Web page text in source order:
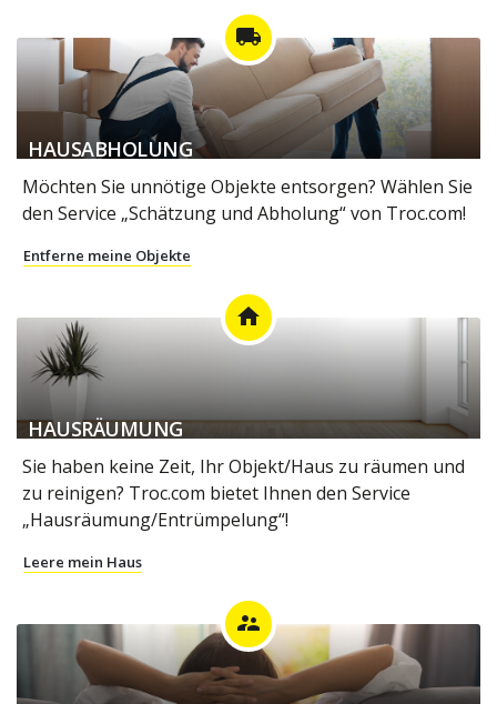
local_shipping
HAUSABHOLUNG
Möchten Sie unnötige Objekte entsorgen? Wählen Sie
den Service „Schätzung und Abholung“ von Troc.com!
Entferne meine Objekte
home
HAUSRÄUMUNG
Sie haben keine Zeit, Ihr Objekt/Haus zu räumen und
zu reinigen? Troc.com bietet Ihnen den Service
„Hausräumung/Entrümpelung“!
Leere mein Haus
supervisor_account